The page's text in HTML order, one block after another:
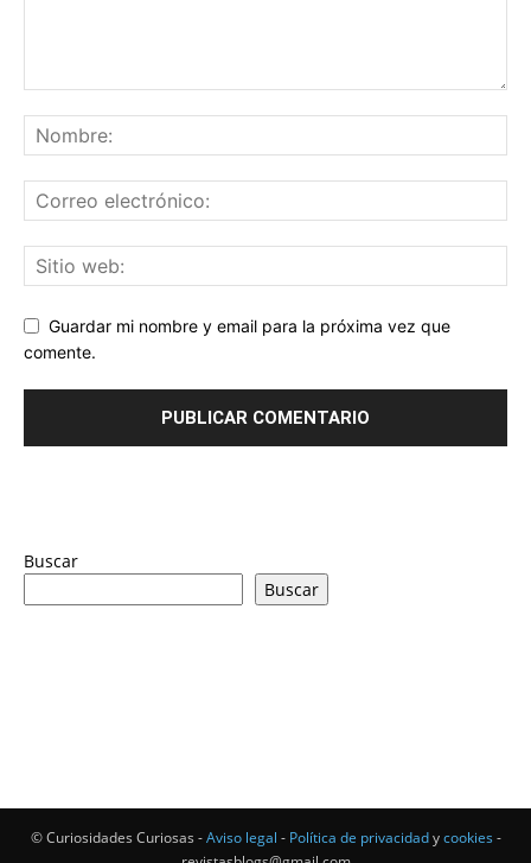
Guardar mi nombre y email para la próxima vez que
comente.
Buscar
Buscar
© Curiosidades Curiosas -Aviso legal - Política de privacidadycookies -